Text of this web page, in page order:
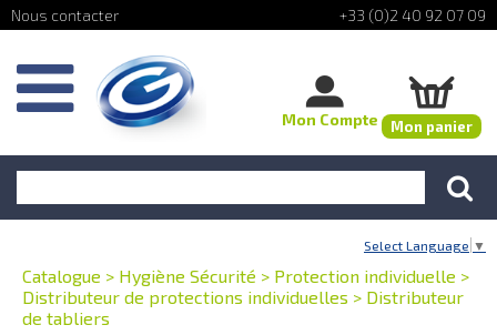
+33 (0)2 40 92 07 09
Mon Compte Mon panier
Select Language ▼
Catalogue > Hygiène Sécurité > Protection individuelle >
Distributeur de protections individuelles > Distributeur
de tabliers